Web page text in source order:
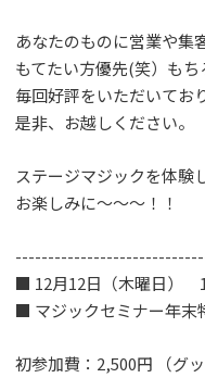
あなたのものに営業や集
もてたい方優先(笑）もち
毎回好評をいただいてお
是非、お越しください。
ステージマジックを体験
お楽しみに〜〜〜！！
■ 12月12日（木曜日）
■ マジックセミナー年末
初参加費：2,500円 （グ